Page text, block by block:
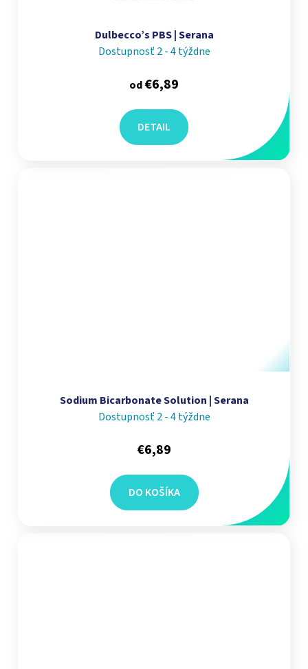
Dulbecco’s PBS | Serana
Dostupnosť 2 - 4 týždne
od€6,89
DETAIL
Sodium Bicarbonate Solution | Serana
Dostupnosť 2 - 4 týždne
€6,89
DO KOŠÍKA